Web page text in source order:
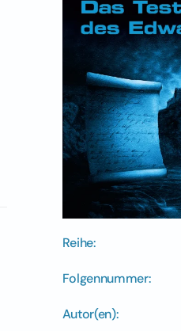
Reihe:
Folgennummer:
Autor(en):